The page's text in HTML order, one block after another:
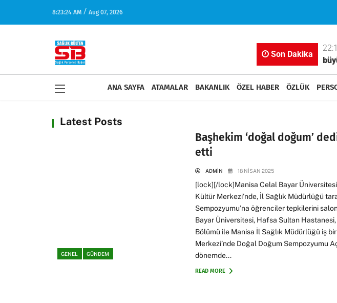
8:23:24 AM / Aug 07, 2026
Son Dakika
Sağlık-Sen: Aile Yılında Hemşire ve Ebelerin Yüzde 73’ü İş ve Aile
Dengesini Kuramıyor
ANA SAYFA ATAMALAR BAKANLIK ÖZEL HABER ÖZLÜK
Latest Posts
GENEL GÜNDEM
Başhekim ‘doğal doğum’
etti
ADMIN 18 NISAN 2025
[lock][/lock]Manisa Celal Bayar
Kültür Merkezi’nde, İl Sağlık Müdürlüğü
Sempozyumu’na öğrenciler tepkilerini
Bayar Üniversitesi, Hafsa Sultan
Bölümü ile Manisa İl Sağlık Müdürlüğü iş
Merkezi’nde Doğal Doğum Sempozyumu
dönemde...
READ MORE